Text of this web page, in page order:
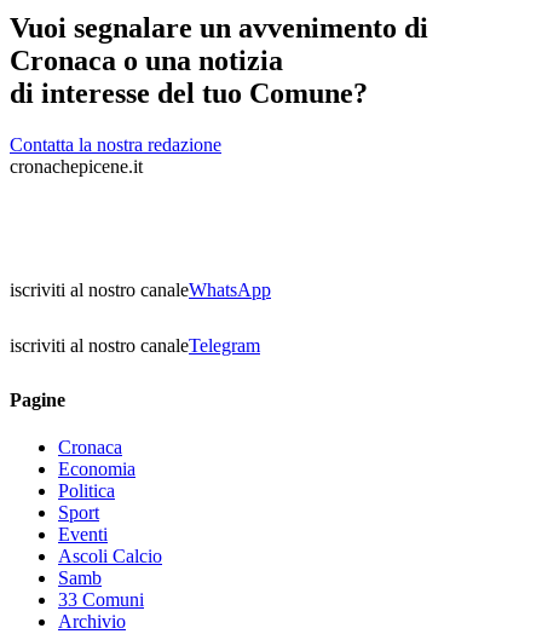
Vuoi segnalare un avvenimento di
Cronaca o una notizia
di interesse del tuo Comune?
Contatta la nostra redazione
cronachepicene.it
iscriviti al nostro canaleWhatsApp
iscriviti al nostro canaleTelegram
Pagine
Cronaca
Economia
Politica
Sport
Eventi
Ascoli Calcio
Samb
33 Comuni
Archivio